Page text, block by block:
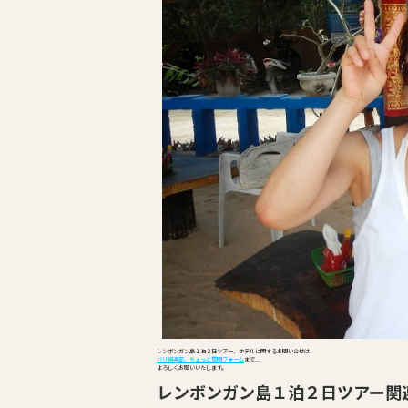
レンボンガン島１泊２日ツアー、ホテルに関するお問い合せは、
バリ倶楽部、ちょっと質問フォームまで...
よろしくお願いいたします。
レンボンガン島１泊２日ツアー関